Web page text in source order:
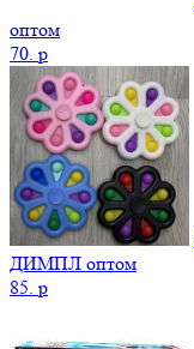
оптом
70. p
ДИМПЛ оптом
85. p